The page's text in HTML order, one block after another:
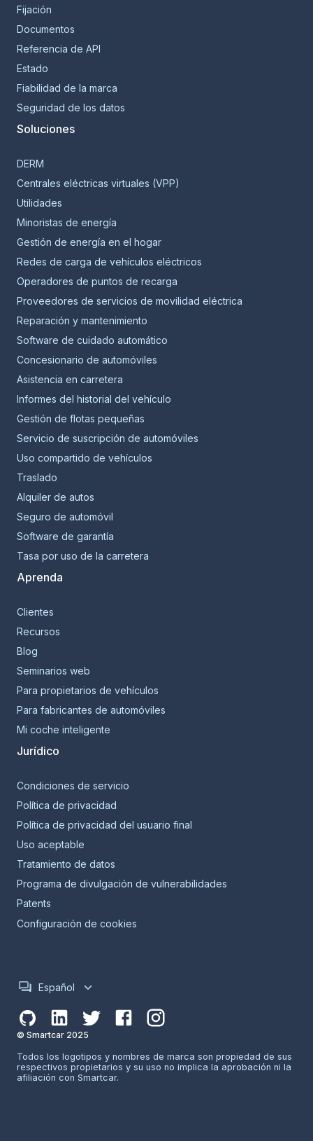
Fijación
Documentos
Referencia de API
Estado
Fiabilidad de la marca
Seguridad de los datos
Soluciones
DERM
Centrales eléctricas virtuales (VPP)
Utilidades
Minoristas de energía
Gestión de energía en el hogar
Redes de carga de vehículos eléctricos
Operadores de puntos de recarga
Proveedores de servicios de movilidad eléctrica
Reparación y mantenimiento
Software de cuidado automático
Concesionario de automóviles
Asistencia en carretera
Informes del historial del vehículo
Gestión de flotas pequeñas
Servicio de suscripción de automóviles
Uso compartido de vehículos
Traslado
Alquiler de autos
Seguro de automóvil
Software de garantía
Tasa por uso de la carretera
Aprenda
Clientes
Recursos
Blog
Seminarios web
Para propietarios de vehículos
Para fabricantes de automóviles
Mi coche inteligente
Jurídico
Condiciones de servicio
Política de privacidad
Política de privacidad del usuario final
Uso aceptable
Tratamiento de datos
Programa de divulgación de vulnerabilidades
Patents
Configuración de cookies
Español
© Smartcar 2025
Todos los logotipos y nombres de marca son propiedad de sus
respectivos propietarios y su uso no implica la aprobación ni la
afiliación con Smartcar.